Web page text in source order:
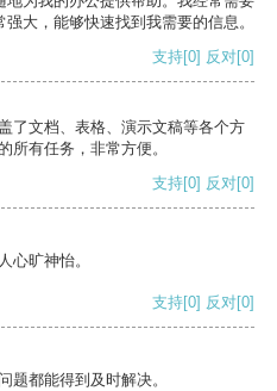
大，能够快速找到我需要的信息。
支持[0] 反对[0]
了文档、表格、演示文稿等各个方
所有任务，非常方便。
支持[0] 反对[0]
心旷神怡。
支持[0] 反对[0]
题都能得到及时解决。